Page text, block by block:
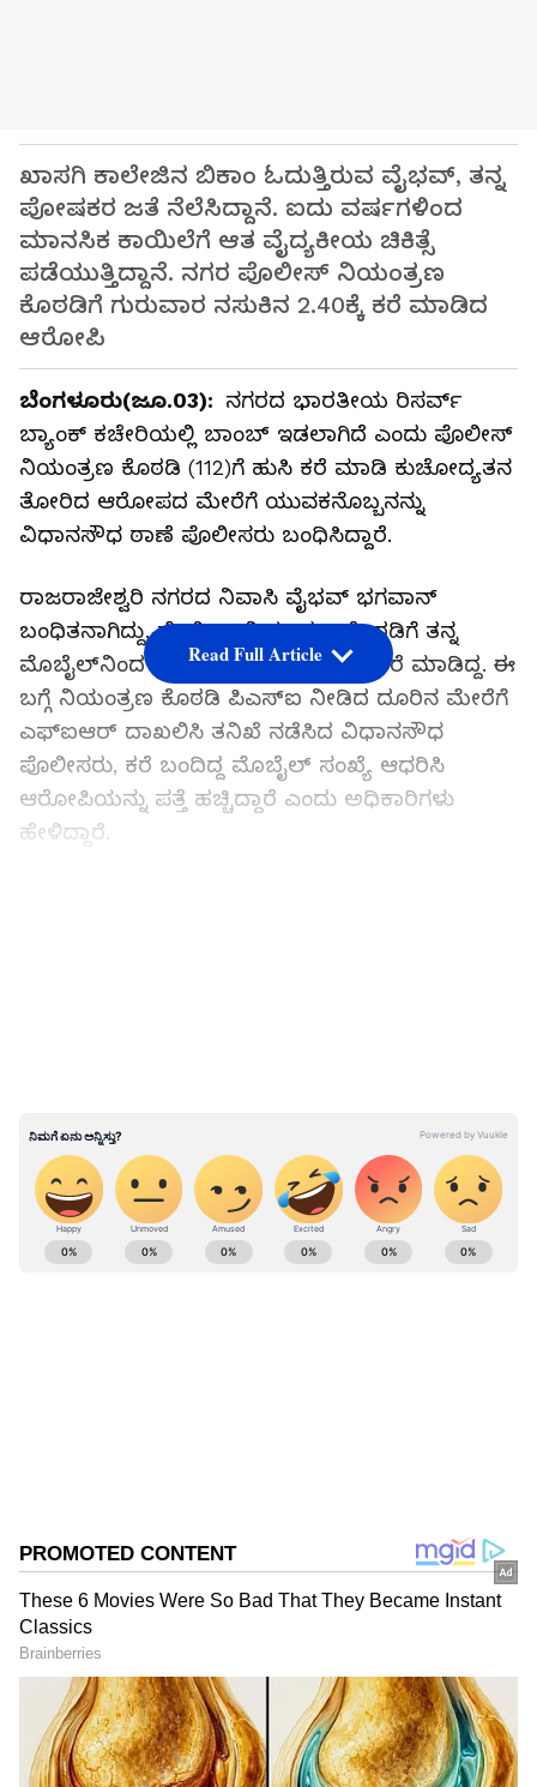
ಖಾಸಗಿ ಕಾಲೇಜಿನ ಬಿಕಾಂ ಓದುತ್ತಿರುವ ವೈಭವ್‌, ತನ್ನ
ಪೋಷಕರ ಜತೆ ನೆಲೆಸಿದ್ದಾನೆ. ಐದು ವರ್ಷಗಳಿಂದ
ಮಾನಸಿಕ ಕಾಯಿಲೆಗೆ ಆತ ವೈದ್ಯಕೀಯ ಚಿಕಿತ್ಸೆ
ಪಡೆಯುತ್ತಿದ್ದಾನೆ. ನಗರ ಪೊಲೀಸ್‌ ನಿಯಂತ್ರಣ
ಕೊಠಡಿಗೆ ಗುರುವಾರ ನಸುಕಿನ 2.40ಕ್ಕೆ ಕರೆ ಮಾಡಿದ
ಆರೋಪಿ
ಬೆಂಗಳೂರು(ಜೂ.03): ನಗರದ ಭಾರತೀಯ ರಿಸರ್ವ್‌
ಬ್ಯಾಂಕ್‌ ಕಚೇರಿಯಲ್ಲಿ ಬಾಂಬ್‌ ಇಡಲಾಗಿದೆ ಎಂದು ಪೊಲೀಸ್‌
ನಿಯಂತ್ರಣ ಕೊಠಡಿ (112)ಗೆ ಹುಸಿ ಕರೆ ಮಾಡಿ ಕುಚೋದ್ಯತನ
ತೋರಿದ ಆರೋಪದ ಮೇರೆಗೆ ಯುವಕನೊಬ್ಬನನ್ನು
ವಿಧಾನಸೌಧ ಠಾಣೆ ಪೊಲೀಸರು ಬಂಧಿಸಿದ್ದಾರೆ.
ರಾಜರಾಜೇಶ್ವರಿ ನಗರದ ನಿವಾಸಿ ವೈಭವ್‌ ಭಗವಾನ್‌
ಬಂಧಿತನಾಗಿದ್ದು, ಪೊಲೀಸ್‌ ನಿಯಂತ್ರಣ ಕೊಠಡಿಗೆ ತನ್ನ
ಮೊಬೈಲ್‌ನಿಂದ ಗುರುವಾರ ನಸುಕಿನಲ್ಲಿ ಆತ ಕರೆ ಮಾಡಿದ್ದ. ಈ
ಬಗ್ಗೆ ನಿಯಂತ್ರಣ ಕೊಠಡಿ ಪಿಎಸ್‌ಐ ನೀಡಿದ ದೂರಿನ ಮೇರೆಗೆ
ಎಫ್‌ಐಆರ್‌ ದಾಖಲಿಸಿ ತನಿಖೆ ನಡೆಸಿದ ವಿಧಾನಸೌಧ
ಪೊಲೀಸರು, ಕರೆ ಬಂದಿದ್ದ ಮೊಬೈಲ್‌ ಸಂಖ್ಯೆ ಆಧರಿಸಿ
ಆರೋಪಿಯನ್ನು ಪತ್ತೆ ಹಚ್ಚಿದ್ದಾರೆ ಎಂದು ಅಧಿಕಾರಿಗಳು
ಹೇಳಿದ್ದಾರೆ.
Read Full Article
ABOUT THE AUTHOR